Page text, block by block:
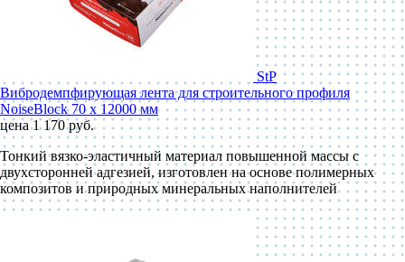
StP
Вибродемпфирующая лента для строительного профиля
NoiseBlock 70 x 12000 мм
цена 1 170 руб.
Тонкий вязко-эластичный материал повышенной массы с
двухсторонней адгезией, изготовлен на основе полимерных
композитов и природных минеральных наполнителей